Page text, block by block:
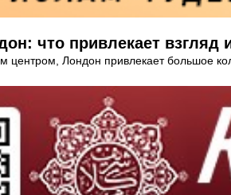
что привлекает взгляд
Лондон привлекает большое